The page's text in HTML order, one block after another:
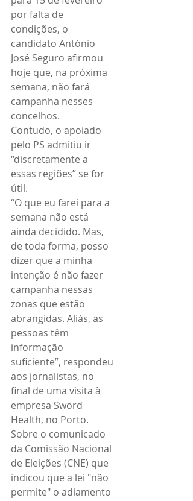
por falta de
condições, o
candidato António
José Seguro afirmou
hoje que, na próxima
semana, não fará
campanha nesses
concelhos.
Contudo, o apoiado
pelo PS admitiu ir
“discretamente a
essas regiões” se for
útil.
“O que eu farei para a
semana não está
ainda decidido. Mas,
de toda forma, posso
dizer que a minha
intenção é não fazer
campanha nessas
zonas que estão
abrangidas. Aliás, as
pessoas têm
informação
suficiente”, respondeu
aos jornalistas, no
final de uma visita à
empresa Sword
Health, no Porto.
Sobre o comunicado
da Comissão Nacional
de Eleições (CNE) que
indicou que a lei "não
permite" o adiamento